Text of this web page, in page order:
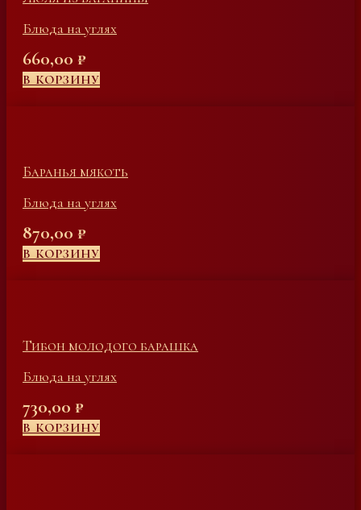
Блюда на углях
660,00 ₽
В КОРЗИНУ
Баранья мякоть
Блюда на углях
870,00 ₽
В КОРЗИНУ
Тибон молодого барашка
Блюда на углях
730,00 ₽
В КОРЗИНУ